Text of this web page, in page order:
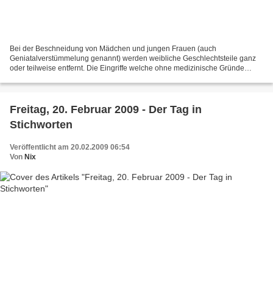
Bei der Beschneidung von Mädchen und jungen Frauen (auch
Geniatalverstümmelung genannt) werden weibliche Geschlechtsteile ganz
oder teilweise entfernt. Die Eingriffe welche ohne medizinische Gründe
Freitag, 20. Februar 2009 - Der Tag in
Stichworten
Veröffentlicht am 20.02.2009 06:54
Von Nix